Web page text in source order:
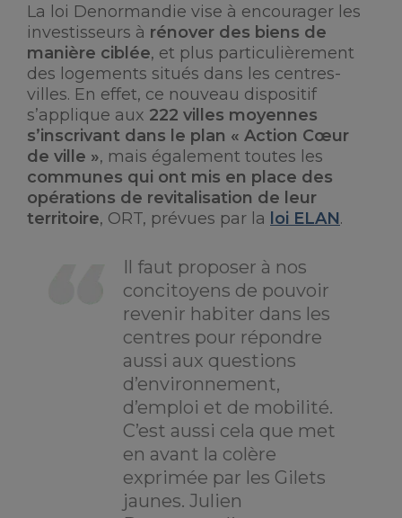
La loi Denormandie vise à encourager les
investisseurs à rénover des biens de
manière ciblée, et plus particulièrement
des logements situés dans les centres-
villes. En effet, ce nouveau dispositif
s’applique aux 222 villes moyennes
s’inscrivant dans le plan « Action Cœur
de ville », mais également toutes les
communes qui ont mis en place des
opérations de revitalisation de leur
territoire, ORT, prévues par la loi ELAN.
Il faut proposer à nos
concitoyens de pouvoir
revenir habiter dans les
centres pour répondre
aussi aux questions
d’environnement,
d’emploi et de mobilité.
C’est aussi cela que met
en avant la colère
exprimée par les Gilets
jaunes. Julien